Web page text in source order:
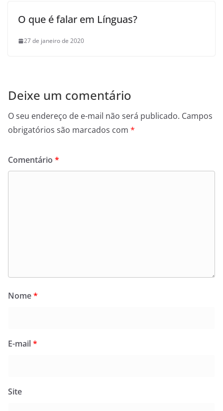
O que é falar em Línguas?
27 de janeiro de 2020
Deixe um comentário
O seu endereço de e-mail não será publicado. Campos
obrigatórios são marcados com *
Comentário *
Nome*
E-mail*
Site